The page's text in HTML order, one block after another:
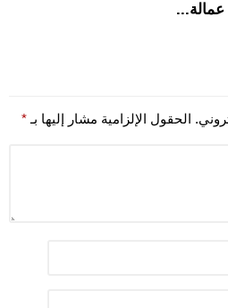
عمالة...
الحقول الإلزامية مشار إليها بـ *